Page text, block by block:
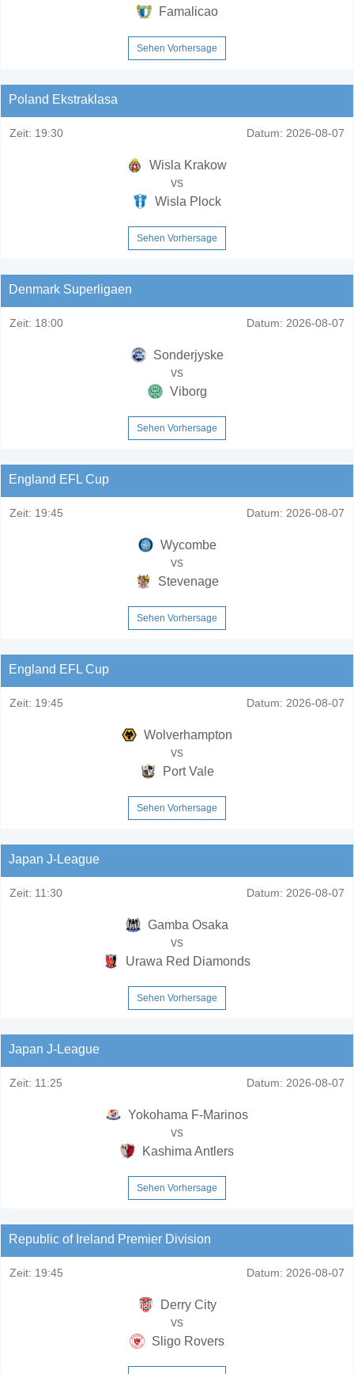
Famalicao
Sehen Vorhersage
Poland Ekstraklasa
Zeit: 19:30 Datum: 2026-08-07
Wisla Krakow
vs
Wisla Plock
Sehen Vorhersage
Denmark Superligaen
Zeit: 18:00 Datum: 2026-08-07
Sonderjyske
vs
Viborg
Sehen Vorhersage
England EFL Cup
Zeit: 19:45 Datum: 2026-08-07
Wycombe
vs
Stevenage
Sehen Vorhersage
England EFL Cup
Zeit: 19:45 Datum: 2026-08-07
Wolverhampton
vs
Port Vale
Sehen Vorhersage
Japan J-League
Zeit: 11:30 Datum: 2026-08-07
Gamba Osaka
vs
Urawa Red Diamonds
Sehen Vorhersage
Japan J-League
Zeit: 11:25 Datum: 2026-08-07
Yokohama F-Marinos
vs
Kashima Antlers
Sehen Vorhersage
Republic of Ireland Premier Division
Zeit: 19:45 Datum: 2026-08-07
Derry City
vs
Sligo Rovers